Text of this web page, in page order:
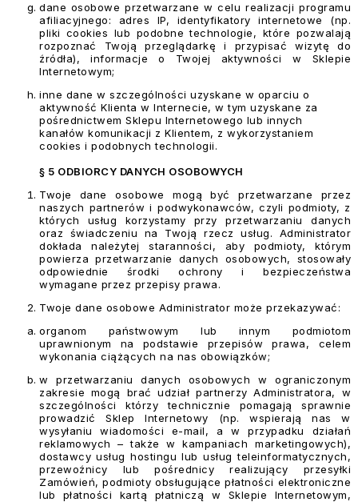
dane osobowe przetwarzane w celu realizacji programu
afiliacyjnego: adres IP, identyfikatory internetowe (np.
pliki cookies lub podobne technologie, które pozwalają
rozpoznać Twoją przeglądarkę i przypisać wizytę do
źródła), informacje o Twojej aktywności w Sklepie
Internetowym;
inne dane w szczególności uzyskane w oparciu o
aktywność Klienta w Internecie, w tym uzyskane za
pośrednictwem Sklepu Internetowego lub innych
kanałów komunikacji z Klientem, z wykorzystaniem
cookies i podobnych technologii.
§ 5 ODBIORCY DANYCH OSOBOWYCH
Twoje dane osobowe mogą być przetwarzane przez
naszych partnerów i podwykonawców, czyli podmioty, z
których usług korzystamy przy przetwarzaniu danych
oraz świadczeniu na Twoją rzecz usług. Administrator
dokłada należytej staranności, aby podmioty, którym
powierza przetwarzanie danych osobowych, stosowały
odpowiednie środki ochrony i bezpieczeństwa
wymagane przez przepisy prawa.
Twoje dane osobowe Administrator może przekazywać:
organom państwowym lub innym podmiotom
uprawnionym na podstawie przepisów prawa, celem
wykonania ciążących na nas obowiązków;
w przetwarzaniu danych osobowych w ograniczonym
zakresie mogą brać udział partnerzy Administratora, w
szczególności którzy technicznie pomagają sprawnie
prowadzić Sklep Internetowy (np. wspierają nas w
wysyłaniu wiadomości e-mail, a w przypadku działań
reklamowych – także w kampaniach marketingowych),
dostawcy usług hostingu lub usług teleinformatycznych,
przewoźnicy lub pośrednicy realizujący przesyłki
Zamówień, podmioty obsługujące płatności elektroniczne
lub płatności kartą płatniczą w Sklepie Internetowym,